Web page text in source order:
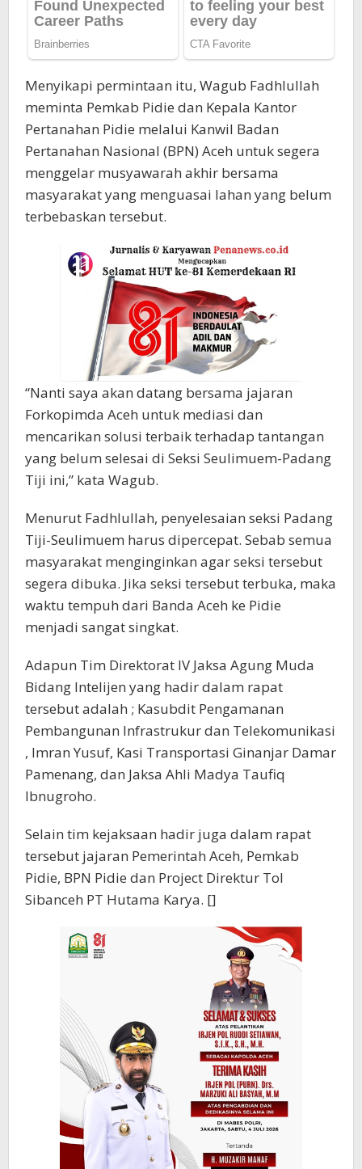
Menyikapi permintaan itu, Wagub Fadhlullah
meminta Pemkab Pidie dan Kepala Kantor
Pertanahan Pidie melalui Kanwil Badan
Pertanahan Nasional (BPN) Aceh untuk segera
menggelar musyawarah akhir bersama
masyarakat yang menguasai lahan yang belum
terbebaskan tersebut.
“Nanti saya akan datang bersama jajaran
Forkopimda Aceh untuk mediasi dan
mencarikan solusi terbaik terhadap tantangan
yang belum selesai di Seksi Seulimuem-Padang
Tiji ini,” kata Wagub.
Menurut Fadhlullah, penyelesaian seksi Padang
Tiji-Seulimuem harus dipercepat. Sebab semua
masyarakat menginginkan agar seksi tersebut
segera dibuka. Jika seksi tersebut terbuka, maka
waktu tempuh dari Banda Aceh ke Pidie
menjadi sangat singkat.
Adapun Tim Direktorat IV Jaksa Agung Muda
Bidang Intelijen yang hadir dalam rapat
tersebut adalah ; Kasubdit Pengamanan
Pembangunan Infrastrukur dan Telekomunikasi
, Imran Yusuf, Kasi Transportasi Ginanjar Damar
Pamenang, dan Jaksa Ahli Madya Taufiq
Ibnugroho.
Selain tim kejaksaan hadir juga dalam rapat
tersebut jajaran Pemerintah Aceh, Pemkab
Pidie, BPN Pidie dan Project Direktur Tol
Sibanceh PT Hutama Karya. []